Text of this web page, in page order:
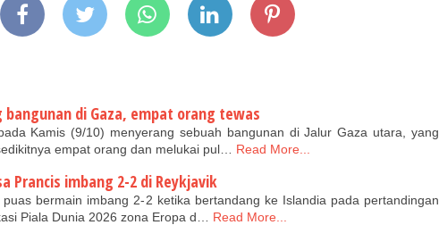
bangunan di Gaza, empat orang tewas
Kamis (9/10) menyerang sebuah bangunan di Jalur Gaza utara, yang
empat orang dan melukai pul…
Read More...
Prancis imbang 2-2 di Reykjavik
puas bermain imbang 2-2 ketika bertandang ke Islandia pada pertandingan
Piala Dunia 2026 zona Eropa d…
Read More...